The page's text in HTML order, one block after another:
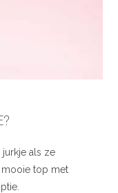
als ze
mooie top met